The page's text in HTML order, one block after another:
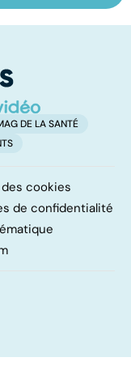
: que
?
DE LA SANTÉ
cookies
de confidentialité